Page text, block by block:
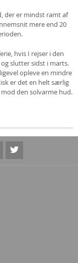
der er mindst ramt af
mere end 20
hvis I rejser i den
slutter sidst i marts.
opleve en mindre
er det en helt særlig
den solvarme hud.